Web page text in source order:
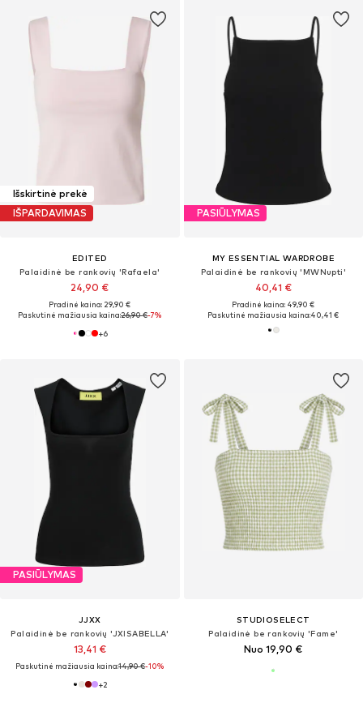
Išskirtinė prekė
IŠPARDAVIMAS
EDITED
Palaidinė be rankovių 'Rafaela'
24,90 €
Pradinė kaina: 29,90 €
Paskutinė mažiausia kaina:26,90 €-7%
+6
PASIŪLYMAS
MY ESSENTIAL WARDROBE
Palaidinė be rankovių 'MWNupti'
40,41 €
Pradinė kaina: 49,90 €
Paskutinė mažiausia kaina:40,41 €
PASIŪLYMAS
JJXX
Palaidinė be rankovių 'JXISABELLA'
13,41 €
Paskutinė mažiausia kaina:14,90 €-10%
+2
STUDIOSELECT
Palaidinė be rankovių 'Fame'
Nuo 19,90 €